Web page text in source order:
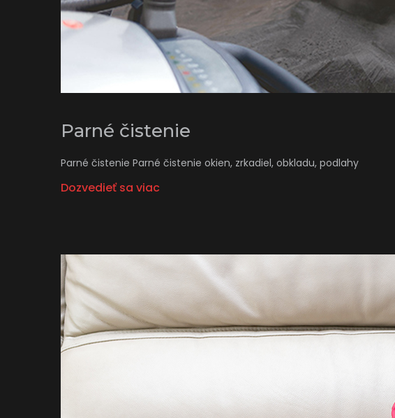
Parné čistenie
Parné čistenie Parné čistenie okien, zrkadiel, obkladu, podlahy
Dozvedieť sa viac